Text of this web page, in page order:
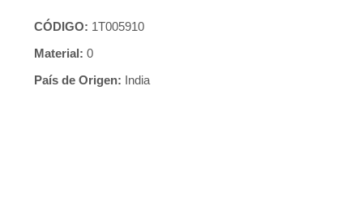
CÓDIGO: 1T005910
Material: 0
País de Origen: India